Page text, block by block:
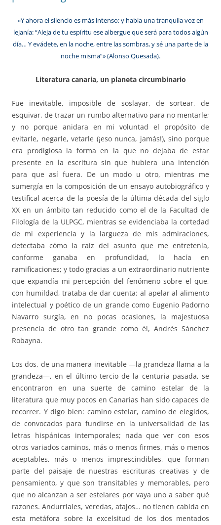
«Y ahora el silencio es más intenso; y habla una tranquila voz en
lejanía: “Aleja de tu espíritu ese albergue que será para todos algún
día… Y evádete, en la noche, entre las sombras, y sé una parte de la
noche misma”» (Alonso Quesada).
Literatura canaria, un planeta circumbinario
Fue inevitable, imposible de soslayar, de sortear, de
esquivar, de trazar un rumbo alternativo para no mentarle;
y no porque anidara en mi voluntad el propósito de
evitarle, negarle, vetarle (¡eso nunca, jamás!), sino porque
era prodigiosa la forma en la que no dejaba de estar
presente en la escritura sin que hubiera una intención
para que así fuera. De un modo u otro, mientras me
sumergía en la composición de un ensayo autobiográfico y
testifical acerca de la poesía de la última década del siglo
XX en un ámbito tan reducido como el de la Facultad de
Filología de la ULPGC, mientras se evidenciaba la cortedad
de mi experiencia y la largueza de mis admiraciones,
detectaba cómo la raíz del asunto que me entretenía,
conforme ganaba en profundidad, lo hacía en
ramificaciones; y todo gracias a un extraordinario nutriente
que expandía mi percepción del fenómeno sobre el que,
con humildad, trataba de dar cuenta: al apelar al alimento
intelectual y poético de un grande como Eugenio Padorno
Navarro surgía, en no pocas ocasiones, la majestuosa
presencia de otro tan grande como él, Andrés Sánchez
Robayna.
Los dos, de una manera inevitable —la grandeza llama a la
grandeza—, en el último tercio de la centuria pasada, se
encontraron en una suerte de camino estelar de la
literatura que muy pocos en Canarias han sido capaces de
recorrer. Y digo bien: camino estelar, camino de elegidos,
de convocados para fundirse en la universalidad de las
letras hispánicas intemporales; nada que ver con esos
otros variados caminos, más o menos firmes, más o menos
aceptables, más o menos imprescindibles, que forman
parte del paisaje de nuestras escrituras creativas y de
pensamiento, y que son transitables y memorables, pero
que no alcanzan a ser estelares por vaya uno a saber qué
razones. Andurriales, veredas, atajos… no tienen cabida en
esta metáfora sobre la excelsitud de los dos mentados